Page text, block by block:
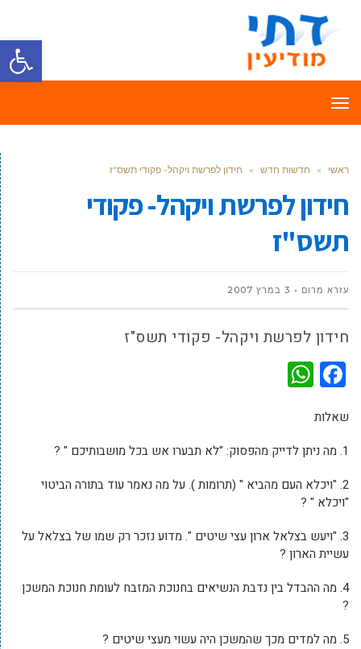
פתח
תפריט
ראשי » חדשות חדש » חידון לפרשת ויקהל- פקודי תשס"ז
חידון לפרשת ויקהל- פקודי
תשס"ז
עזרא מרום 3 במרץ 2007
חידון לפרשת ויקהל- פקודי תשס"ז
Facebook
שאלות
1. מה ניתן לדייק מהפסוק: "לא תבערו אש בכל מושבותיכם " ?
2. "ויכלא העם מהביא " (תרומות ). על מה נאמר עוד בתורה הביטוי
"ויכלא " ?
3. "ויעש בצלאל ארון עצי שיטים ". מדוע נזכר רק שמו של בצלאל על
עשיית הארון ?
4. מה ההבדל בין נדבת הנשיאים בחנוכת המזבח לעומת חנוכת המשכן
?
5. מה למדים מכך שהמשכן היה עשוי מעצי שיטים ?